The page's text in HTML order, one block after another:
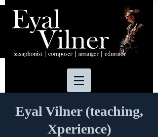
Eyal Vilner (teaching,
Xperience)